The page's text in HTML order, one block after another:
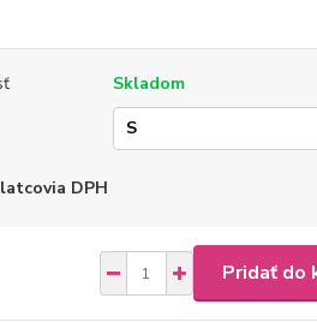
Skladom
DPH
Pridať do